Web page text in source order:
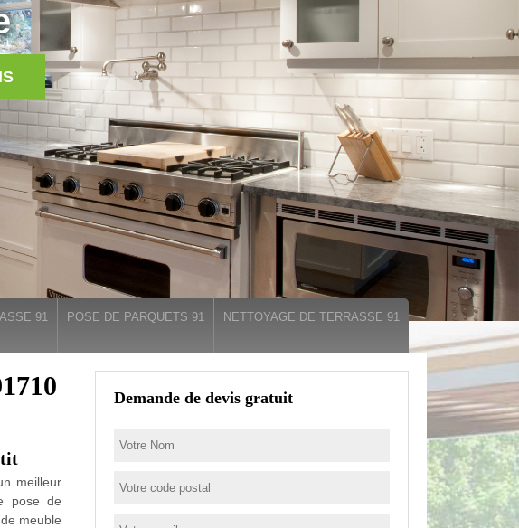
91 POSE DE PARQUETS 91 NETTOYAGE DE TERRASSE 91
meilleur
pose de
meuble
Demande de devis gratuit